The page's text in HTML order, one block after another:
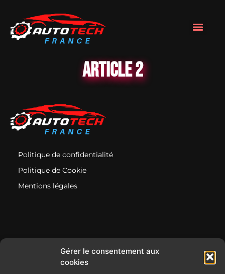
Gérer le consentement aux
cookies
Article 2
Politique de confidentialité
Politique de Cookie
Mentions légales